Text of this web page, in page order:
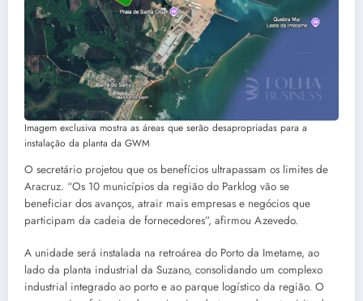
Imagem exclusiva mostra as áreas que serão desapropriadas para a
instalação da planta da GWM
O secretário projetou que os benefícios ultrapassam os limites de
Aracruz. “Os 10 municípios da região do Parklog vão se
beneficiar dos avanços, atrair mais empresas e negócios que
participam da cadeia de fornecedores”, afirmou Azevedo.
A unidade será instalada na retroárea do Porto da Imetame, ao
lado da planta industrial da Suzano, consolidando um complexo
industrial integrado ao porto e ao parque logístico da região. O